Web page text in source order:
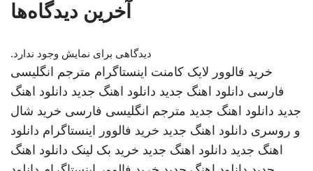
آخرین دیدگاه‌ها
دیدگاهی برای نمایش وجود ندارد.
خرید فالوور لایک کامنت اینستاگرام مترجم انگلیسی
فارسی دانلود اهنگ جدید دانلود اهنگ جدید دانلود اهنگ
جدید دانلود اهنگ جدید مترجم انگلیسی فارسی خرید شال
و روسری دانلود اهنگ جدید خرید فالوور اینستاگرام دانلود
اهنگ جدید دانلود اهنگ جدید خرید بک لینک دانلود اهنگ